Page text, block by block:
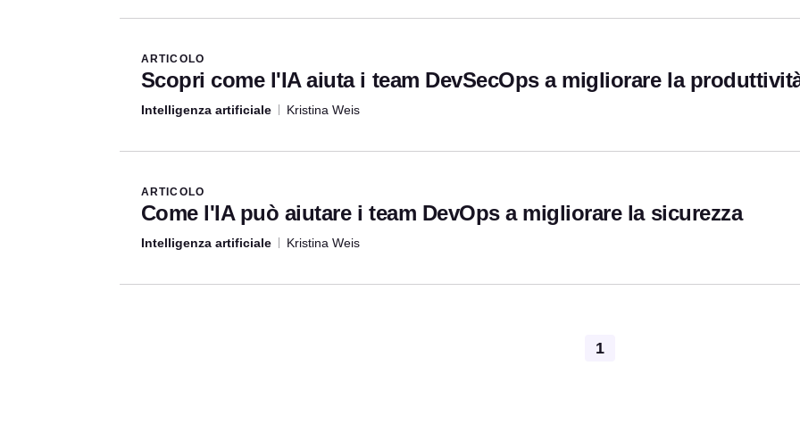
ARTICOLO
Scopri come l'IA aiuta i team DevSecOps a migliorare la
Intelligenza artificiale Kristina Weis
ARTICOLO
Come l'IA può aiutare i team DevOps a migliorare la sicurezza
Intelligenza artificiale Kristina Weis
Pagination
1